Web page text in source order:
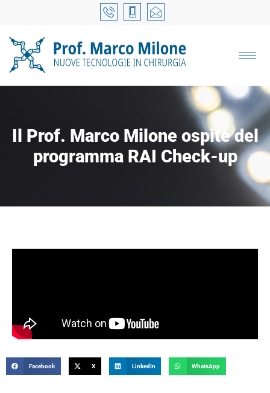
Il Prof. Marco Milone ospite del
programma RAI Check-up
Facebook X LinkedIn WhatsApp